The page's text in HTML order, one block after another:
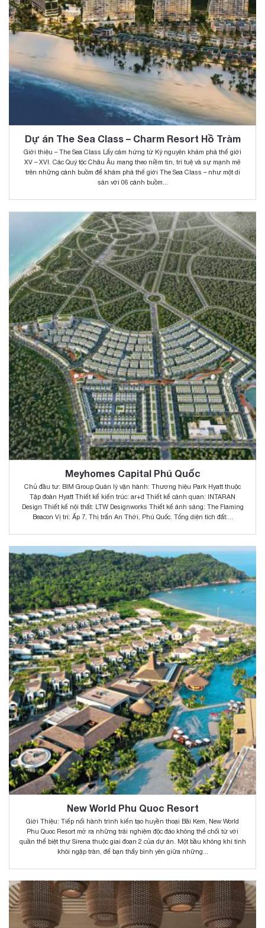
Dự án The Sea Class – Charm Resort Hồ Tràm
Giới thiệu – The Sea Class Lấy cảm hứng từ Kỷ nguyên khám phá thế giới
XV – XVI. Các Quý tộc Châu Âu mang theo niềm tin, trí tuệ và sự mạnh mẽ
trên những cánh buồm để khám phá thế giới The Sea Class – như một di
sản với 06 cánh buồm...
Meyhomes Capital Phú Quốc
Chủ đầu tư: BIM Group Quản lý vận hành: Thương hiệu Park Hyatt thuộc
Tập đoàn Hyatt Thiết kế kiến trúc: ar+d Thiết kế cảnh quan: INTARAN
Design Thiết kế nội thất: LTW Designworks Thiết kế ánh sáng: The Flaming
Beacon Vị trí: Ấp 7, Thị trấn An Thới, Phú Quốc. Tổng diện tích đất:...
New World Phu Quoc Resort
Giới Thiệu: Tiếp nối hành trình kiến tạo huyền thoại Bãi Kem, New World
Phu Quoc Resort mở ra những trải nghiệm độc đáo không thể chối từ với
quần thể biệt thự Sirena thuộc giai đoạn 2 của dự án. Một bầu không khí tinh
khôi ngập tràn, để bạn thấy bình yên giữa những...